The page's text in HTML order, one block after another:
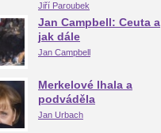
Jiří Paroubek
Jan Campbell: Ceuta a
jak dále
Jan Campbell
Merkelové lhala a
podváděla
Jan Urbach